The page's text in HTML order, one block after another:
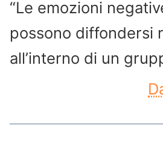
“Le emozioni
possono diffondersi
all’interno di un